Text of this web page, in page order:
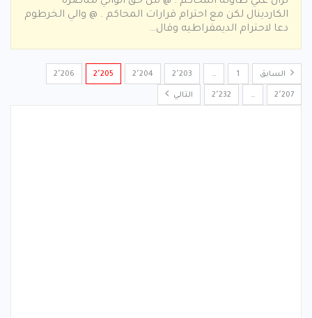
الكاردينال لكن مع احترام قرارات المحاكم . @ والي الخرطوم
دعا لاحترام الديمقراطيه وقال…
السابق 1
… 2٬203 2٬204 2٬205 2٬206
2٬207 … 2٬232 التالي